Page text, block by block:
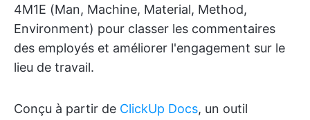
4M1E (Man, Machine, Material, Method,
Environment) pour classer les commentaires
des employés et améliorer l'engagement sur le
lieu de travail.
Conçu à partir de ClickUp Docs, un outil